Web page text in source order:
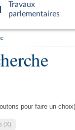
Travaux
parlementaires
pour faire un choix)
(X)